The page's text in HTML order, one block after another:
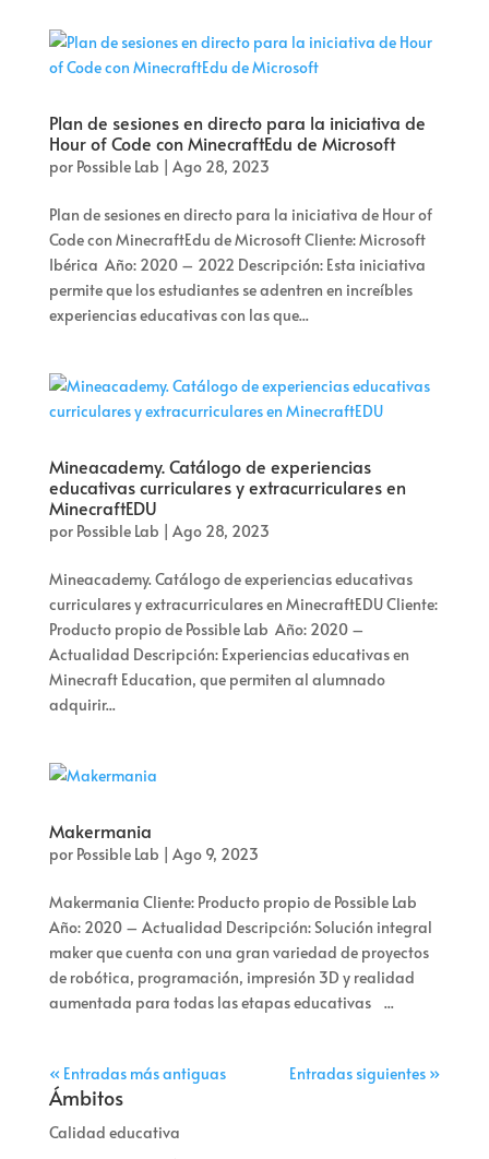
Plan de sesiones en directo para la iniciativa de
Hour of Code con MinecraftEdu de Microsoft
por Possible Lab Ago 28, 2023
Plan de sesiones en directo para la iniciativa de Hour of
Code con MinecraftEdu de Microsoft Cliente: Microsoft
Ibérica Año: 2020 – 2022 Descripción: Esta iniciativa
permite que los estudiantes se adentren en increíbles
experiencias educativas con las que...
Mineacademy. Catálogo de experiencias
educativas curriculares y extracurriculares en
MinecraftEDU
por Possible Lab Ago 28, 2023
Mineacademy. Catálogo de experiencias educativas
curriculares y extracurriculares en MinecraftEDU Cliente:
Producto propio de Possible Lab Año: 2020 –
Actualidad Descripción: Experiencias educativas en
Minecraft Education, que permiten al alumnado
adquirir...
Makermania
por Possible Lab Ago 9, 2023
Makermania Cliente: Producto propio de Possible Lab
Año: 2020 – Actualidad Descripción: Solución integral
maker que cuenta con una gran variedad de proyectos
de robótica, programación, impresión 3D y realidad
aumentada para todas las etapas educativas ...
« Entradas más antiguas Entradas siguientes »
Ámbitos
Calidad educativa